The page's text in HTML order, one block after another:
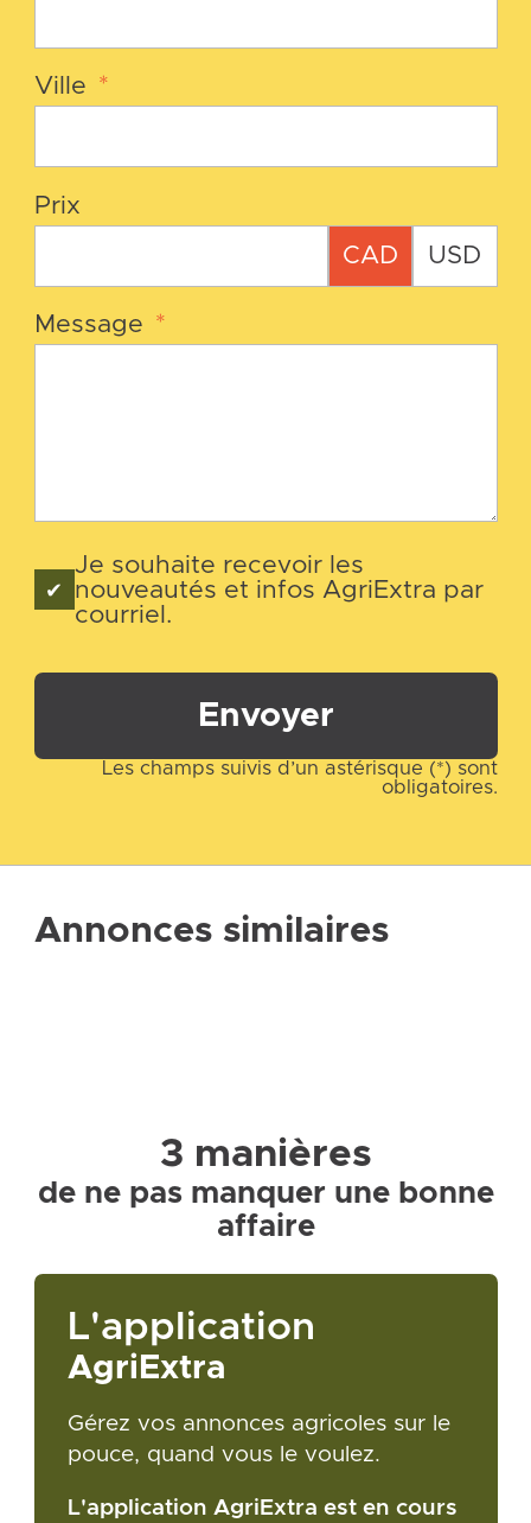
Ville *
Prix
CAD USD
Message *
Je souhaite recevoir les
nouveautés et infos AgriExtra par
courriel.
Envoyer
Les champs suivis d’un astérisque (*) sont
obligatoires.
Annonces similaires
3 manières
de ne pas manquer une bonne
affaire
L'application
AgriExtra
Gérez vos annonces agricoles sur le
pouce, quand vous le voulez.
L'application AgriExtra est en cours